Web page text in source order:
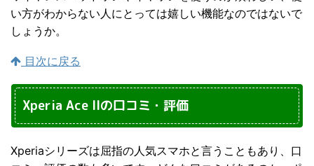
い方がわからない人にとっては嬉しい機能なのではないで
しょうか。
目次に戻る
Xperia Ace IIの口コミ・評価
Xperiaシリーズは屈指の人気スマホと言うこともあり、口